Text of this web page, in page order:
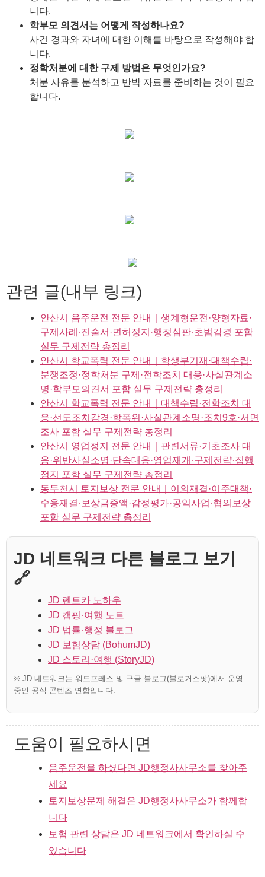
니다.
학부모 의견서는 어떻게 작성하나요?
사건 경과와 자녀에 대한 이해를 바탕으로 작성해야 합
니다.
정학처분에 대한 구제 방법은 무엇인가요?
처분 사유를 분석하고 반박 자료를 준비하는 것이 필요
합니다.
관련 글(내부 링크)
안산시 음주운전 전문 안내｜생계형운전·양형자료·
구제사례·진술서·면허정지·행정심판·초범감경 포함
실무 구제전략 총정리
안산시 학교폭력 전문 안내｜학생부기재·대책수립·
분쟁조정·정학처분 구제·전학조치 대응·사실관계소
명·학부모의견서 포함 실무 구제전략 총정리
안산시 학교폭력 전문 안내｜대책수립·전학조치 대
응·선도조치감경·학폭위·사실관계소명·조치9호·서면
조사 포함 실무 구제전략 총정리
안산시 영업정지 전문 안내｜관련서류·기초조사 대
응·위반사실소명·단속대응·영업재개·구제전략·집행
정지 포함 실무 구제전략 총정리
동두천시 토지보상 전문 안내｜이의재결·이주대책·
수용재결·보상금증액·감정평가·공익사업·협의보상
포함 실무 구제전략 총정리
JD 네트워크 다른 블로그 보기
🔗
JD 렌트카 노하우
JD 캠핑·여행 노트
JD 법률·행정 블로그
JD 보험상담 (BohumJD)
JD 스토리·여행 (StoryJD)
※ JD 네트워크는 워드프레스 및 구글 블로그(블로거스팟)에서 운영
중인 공식 콘텐츠 연합입니다.
도움이 필요하시면
음주운전을 하셨다면 JD행정사사무소를 찾아주
세요
토지보상문제 해결은 JD행정사사무소가 함께합
니다
보험 관련 상담은 JD 네트워크에서 확인하실 수
있습니다